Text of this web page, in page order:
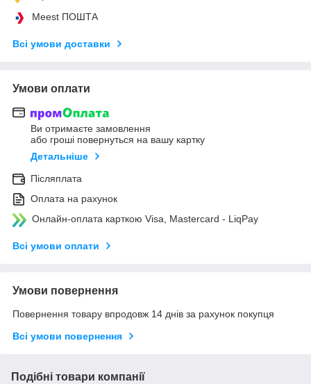
Meest ПОШТА
Всі умови доставки
Умови оплати
Ви отримаєте замовлення
або гроші повернуться на вашу картку
Детальніше
Післяплата
Оплата на рахунок
Онлайн-оплата карткою Visa, Mastercard - LiqPay
Всі умови оплати
Умови повернення
Повернення товару впродовж 14 днів за рахунок покупця
Всі умови повернення
Подібні товари компанії